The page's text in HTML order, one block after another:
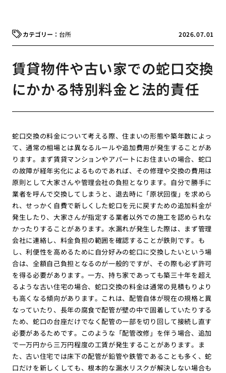
2026.07.01
台所
賃貸物件や古い家での蛇口交換
にかかる特別料金と法的責任
蛇口交換の料金について考える際、住まいの形態や築年数によっ
て、通常の相場とは異なるルールや追加費用が発生することがあ
ります。まず賃貸マンションやアパートにお住まいの場合、蛇口
の故障が経年劣化によるものであれば、その修理や交換の費用は
原則として大家さんや管理会社の負担となります。自分で勝手に
業者を呼んで交換してしまうと、退去時に「原状回復」を求めら
れ、せっかく自費で新しくした蛇口を元に戻すための追加料金が
発生したり、大家さんが指定する業者以外での施工を認められな
かったりすることがあります。水漏れが発生した際は、まず管理
会社に連絡し、料金負担の範囲を確認することが鉄則です。も
し、利便性を高めるために自分好みの蛇口に交換したいという場
合は、全額自己負担となるのが一般的ですが、その際も必ず許可
を得る必要があります。一方、持ち家であっても築三十年を超え
るような古い住宅の場合、蛇口交換の料金は通常の見積もりより
も高くなる傾向があります。これは、配管自体が現在の規格と異
なっていたり、長年の腐食で配管が壁の中で固着していたりする
ため、蛇口の台座だけでなく配管の一部を切り回して接続し直す
必要があるためです。このような「配管改修」を伴う場合、追加
で一万円から三万円程度の工賃が発生することがあります。ま
た、古い住宅では床下の配管が鉛管や鉄管であることも多く、蛇
口だけを新しくしても、根本的な漏水リスクが解決しない場合も